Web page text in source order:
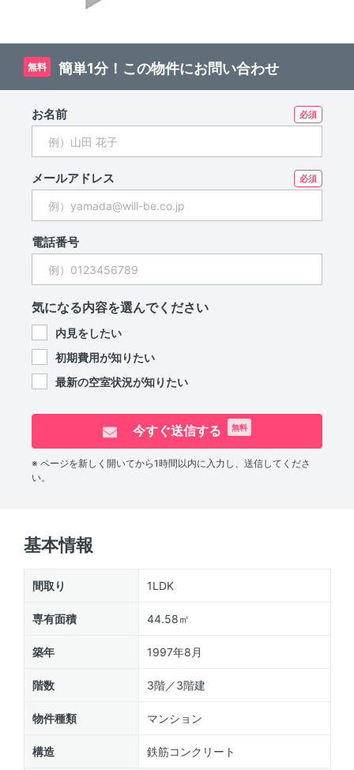
無料 簡単1分！この物件にお問い合わせ
お名前
メールアドレス
電話番号
気になる内容を選んでください
内見をしたい
初期費用が知りたい
最新の空室状況が知りたい
今すぐ送信する 無料
※ ページを新しく開いてから1時間以内に入力し、送信してくださ
い。
基本情報
間取り 1LDK
専有面積 44.58㎡
築年 1997年8月
階数 3階／3階建
物件種類 マンション
構造 鉄筋コンクリート